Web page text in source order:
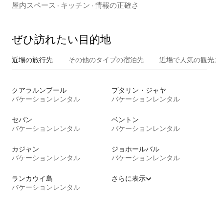
屋内スペース · キッチン ·情報の正確さ
ぜひ訪⁠れ⁠た⁠い目⁠的⁠地
近場の旅行先 その他のタ⁠イ⁠プ⁠の宿⁠泊⁠先 近場で人気の観光
クアラルンプール
バケーションレンタル
プタリン・ジャヤ
バケーションレンタル
セパン
バケーションレンタル
ベントン
バケーションレンタル
カジャン
バケーションレンタル
ジョホールバル
バケーションレンタル
ランカウイ島
バケーションレンタル
さらに表示